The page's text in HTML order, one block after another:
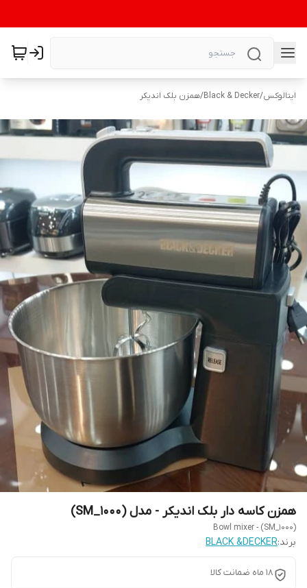
ایتالوکس/
Black & Decker
/همزن بلک اندیکر
همزن کاسه دار بلک اندیکر - مدل (SM_1000)
Bowl mixer - (SM_1000)
برند:BLACK &DECKER
18 ماه ضمانت کالا